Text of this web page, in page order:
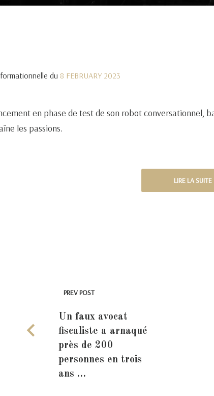
du 8 FEBRUARY 2023
en phase de test de son robot conversationnel,
les passions.
LIRE LA SUITE
PREV POST
Un faux avocat
fiscaliste a arnaqué
près de 200
personnes en trois
ans …